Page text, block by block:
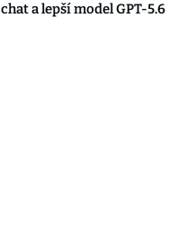
a lepší model GPT-5.6